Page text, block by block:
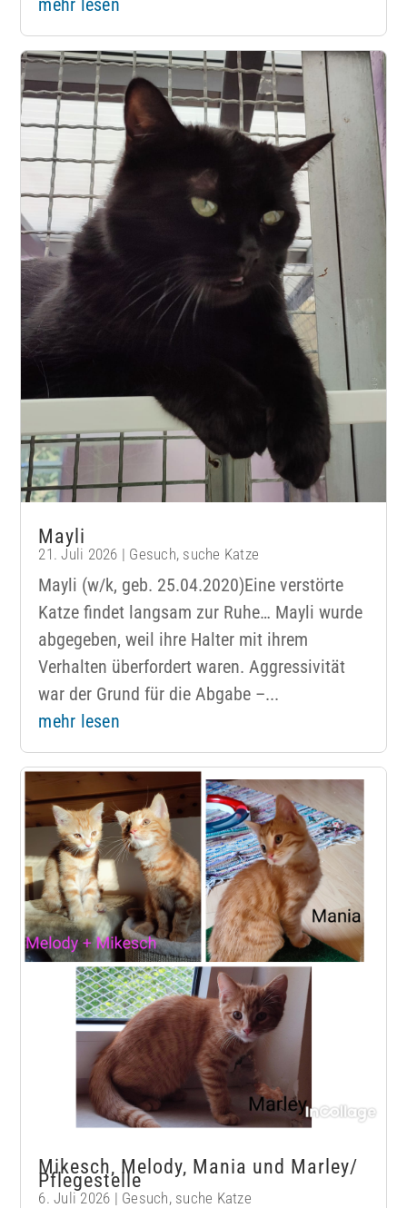
mehr lesen
Mayli
21. Juli 2026 | Gesuch, suche Katze
Mayli (w/k, geb. 25.04.2020)Eine verstörte
Katze findet langsam zur Ruhe… Mayli wurde
abgegeben, weil ihre Halter mit ihrem
Verhalten überfordert waren. Aggressivität
war der Grund für die Abgabe –...
mehr lesen
Mikesch, Melody, Mania und Marley/
Pflegestelle
6. Juli 2026 | Gesuch, suche Katze